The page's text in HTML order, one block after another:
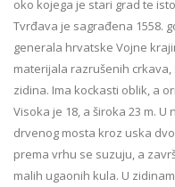
oko kojega je stari grad te
Tvrđava je sagrađena 1558.
generala hrvatske Vojne
materijala razrušenih
zidina. Ima kockasti oblik, a
Visoka je 18, a široka 23 m.
drvenog mosta kroz uska
prema vrhu se suzuju, a
malih ugaonih kula. U